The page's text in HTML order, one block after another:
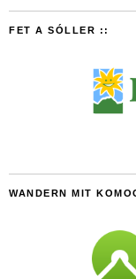
FET A SÓLLER ::
WANDERN MIT